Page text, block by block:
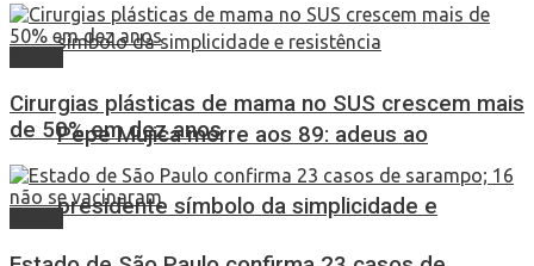
Pepe Mujica morre aos 89: adeus ao
presidente símbolo da simplicidade e
Cirurgias plásticas de mama no SUS crescem mais
de 50% em dez anos